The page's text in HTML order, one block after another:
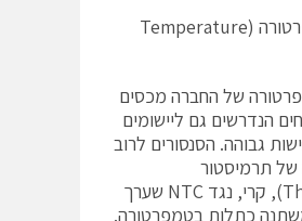
סנסורי טמפרטורה (Temperature
של החברה מכסים
הנדרשים גם ליישומים
גבוהה. הסנסורים לרוב
של תרמיסטור
(Thermistor), קרי, נגד NTC שערך
כתלות בטמפרטורה.